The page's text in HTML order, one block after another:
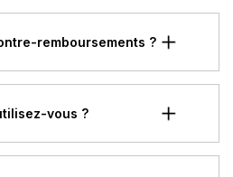
remboursements ?
vous ?